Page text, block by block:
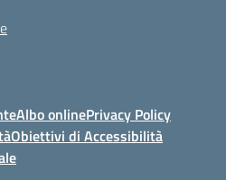
Albo onlinePrivacy Policy
Obiettivi di Accessibilità